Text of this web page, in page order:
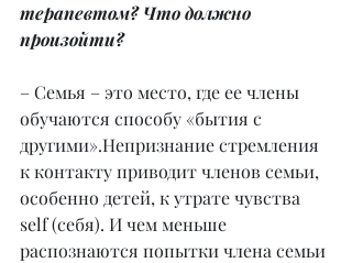
терапевтом? Что должно
произойти?
– Семья – это место, где ее члены
обучаются способу «бытия с
другими».Непризнание стремления
к контакту приводит членов семьи,
особенно детей, к утрате чувства
self (себя). И чем меньше
распознаются попытки члена семьи